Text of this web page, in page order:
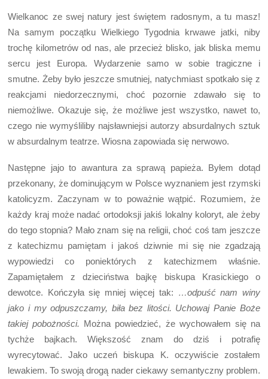
Wielkanoc ze swej natury jest świętem radosnym, a tu masz!
Na samym początku Wielkiego Tygodnia krwawe jatki, niby
trochę kilometrów od nas, ale przecież blisko, jak bliska memu
sercu jest Europa. Wydarzenie samo w sobie tragiczne i
smutne. Żeby było jeszcze smutniej, natychmiast spotkało się z
reakcjami niedorzecznymi, choć pozornie zdawało się to
niemożliwe. Okazuje się, że możliwe jest wszystko, nawet to,
czego nie wymyśliliby najsławniejsi autorzy absurdalnych sztuk
w absurdalnym teatrze. Wiosna zapowiada się nerwowo.
Następne jajo to awantura za sprawą papieża. Byłem dotąd
przekonany, że dominującym w Polsce wyznaniem jest rzymski
katolicyzm. Zaczynam w to poważnie wątpić. Rozumiem, że
każdy kraj może nadać ortodoksji jakiś lokalny koloryt, ale żeby
do tego stopnia? Mało znam się na religii, choć coś tam jeszcze
z katechizmu pamiętam i jakoś dziwnie mi się nie zgadzają
wypowiedzi co poniektórych z katechizmem właśnie.
Zapamiętałem z dzieciństwa bajkę biskupa Krasickiego o
dewotce. Kończyła się mniej więcej tak: …odpuść nam winy
jako i my odpuszczamy, biła bez litości. Uchowaj Panie Boże
takiej pobożności. Można powiedzieć, że wychowałem się na
tychże bajkach. Większość znam do dziś i potrafię
wyrecytować. Jako uczeń biskupa K. oczywiście zostałem
lewakiem. To swoją drogą nader ciekawy semantyczny problem.